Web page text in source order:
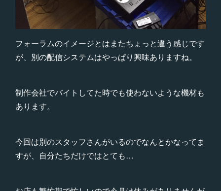
フォーラムのイメージとはまたちょっと違う感じです
が、別の配信システムはやっぱり興味ありますね。
制作会社でバイトしてた時でも使わないような機材も
あります。
今回は別のスタッフさんがいるのでなんとかなってま
すが、自分たちだけではとても…